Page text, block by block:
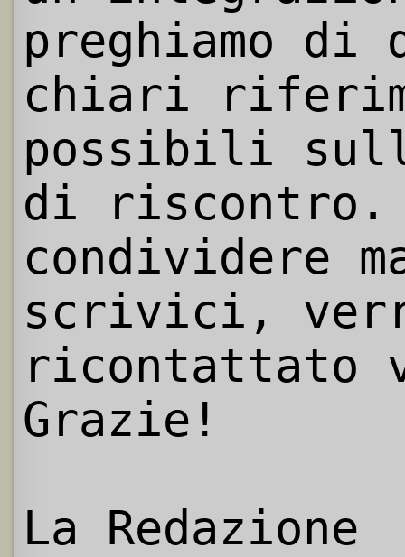
preghiamo
chiari
possibili
di riscontro.
condividere
scrivici,
ricontattato
Grazie!
La Redazione